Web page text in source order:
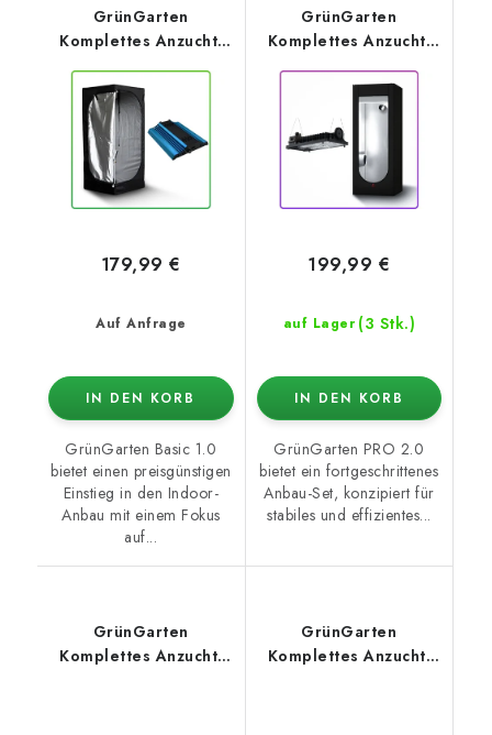
GrünGarten
Komplettes Anzucht-
Mammoth Lite 80 +
AzureGrow LED panel
100W
Auf Anfrage
179,99 €
IN DEN KORB
GrünGarten Basic 1.0
bietet einen preisgünstigen
Einstieg in den Indoor-
Anbau mit einem Fokus
auf...
GrünGarten
Komplettes Anzucht-
Hydroshoot 60 +
SANSI Reflektor 100W
auf Lager (3 Stk.)
199,99 €
IN DEN KORB
GrünGarten PRO 2.0
bietet ein fortgeschrittenes
Anbau-Set, konzipiert für
stabiles und effizientes...
GrünGarten
Komplettes Anzucht-
GrünGarten
Komplettes Anzucht-